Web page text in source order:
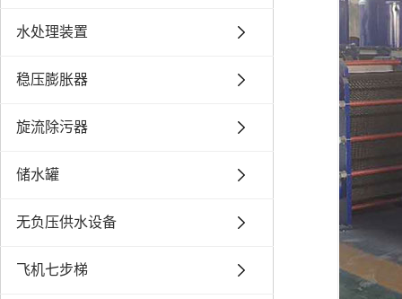
水处理装置
稳压膨胀器
旋流除污器
储水罐
无负压供水设备
飞机七步梯